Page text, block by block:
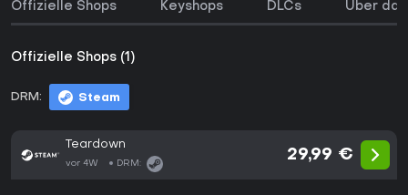
Offizielle Shops Keyshops DLCs Über
Offizielle Shops (1)
DRM: Steam
Teardown
vor 4W DRM:
29,99 €